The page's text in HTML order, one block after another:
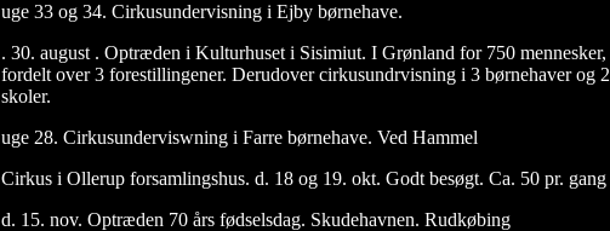
uge 33 og 34. Cirkusundervisning i Ejby børnehave.
. 30. august . Optræden i Kulturhuset i Sisimiut. I Grønland for 750 mennesker,
fordelt over 3 forestillingener. Derudover cirkusundrvisning i 3 børnehaver og 2
skoler.
uge 28. Cirkusunderviswning i Farre børnehave. Ved Hammel
Cirkus i Ollerup forsamlingshus. d. 18 og 19. okt. Godt besøgt. Ca. 50 pr. gang
d. 15. nov. Optræden 70 års fødselsdag. Skudehavnen. Rudkøbing